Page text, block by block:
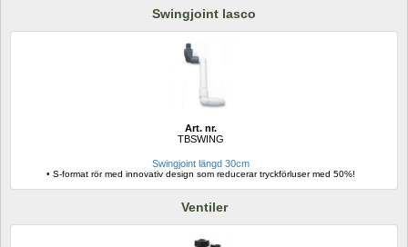
Swingjoint lasco
Art. nr.
TBSWING
Swingjoint längd 30cm
• S-format rör med innovativ design som reducerar tryckförluser med 50%!
Ventiler